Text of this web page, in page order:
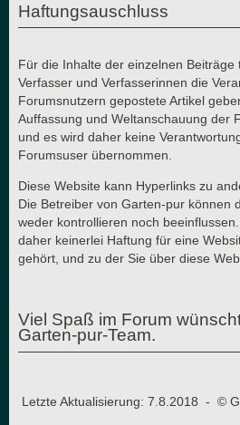
Haftungsauschluss
Für die Inhalte der einzelnen
Verfasser und Verfasserinnen die
Forumsnutzern gepostete Artikel
Auffassung und Weltanschauung der
und es wird daher keine
Forumsuser übernommen.
Diese Website kann Hyperlinks zu
Die Betreiber von Garten-pur können
weder kontrollieren noch
daher keinerlei Haftung für eine
gehört, und zu der Sie über diese
Viel Spaß im Forum
Garten-pur-Team.
Letzte Aktualisierung: 7.8.2018 - ©